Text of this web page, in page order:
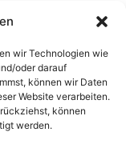
wir Technologien wie
oder darauf
können wir Daten
Website verarbeiten.
können
werden.
auf
die Luxus,
suchen.
hat: